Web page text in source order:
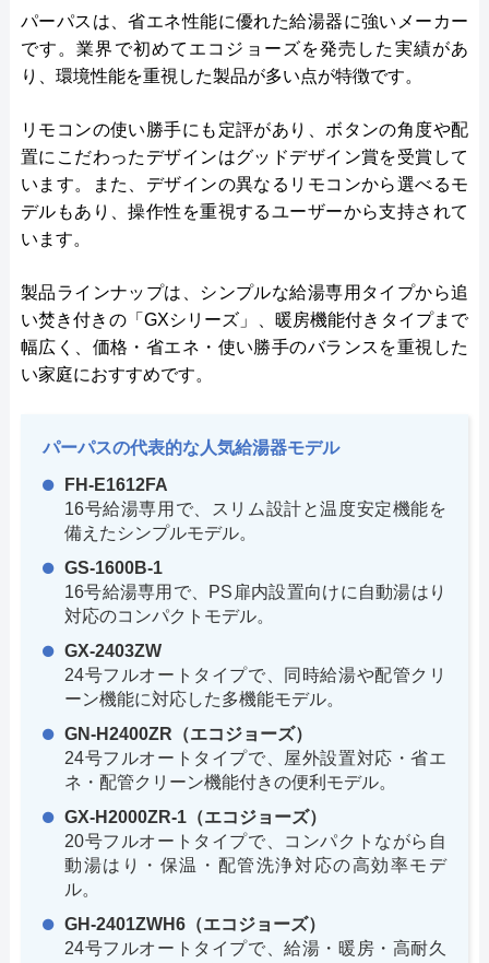
パーパスは、省エネ性能に優れた給湯器に強いメーカー
です。業界で初めてエコジョーズを発売した実績があ
り、環境性能を重視した製品が多い点が特徴です。
リモコンの使い勝手にも定評があり、ボタンの角度や配
置にこだわったデザインはグッドデザイン賞を受賞して
います。また、デザインの異なるリモコンから選べるモ
デルもあり、操作性を重視するユーザーから支持されて
います。
製品ラインナップは、シンプルな給湯専用タイプから追
い焚き付きの「GXシリーズ」、暖房機能付きタイプまで
幅広く、価格・省エネ・使い勝手のバランスを重視した
い家庭におすすめです。
パーパスの代表的な人気給湯器モデル
FH-E1612FA
16号給湯専用で、スリム設計と温度安定機能を
備えたシンプルモデル。
GS-1600B-1
16号給湯専用で、PS扉内設置向けに自動湯はり
対応のコンパクトモデル。
GX-2403ZW
24号フルオートタイプで、同時給湯や配管クリ
ーン機能に対応した多機能モデル。
GN-H2400ZR（エコジョーズ）
24号フルオートタイプで、屋外設置対応・省エ
ネ・配管クリーン機能付きの便利モデル。
GX-H2000ZR-1（エコジョーズ）
20号フルオートタイプで、コンパクトながら自
動湯はり・保温・配管洗浄対応の高効率モデ
ル。
GH-2401ZWH6（エコジョーズ）
24号フルオートタイプで、給湯・暖房・高耐久